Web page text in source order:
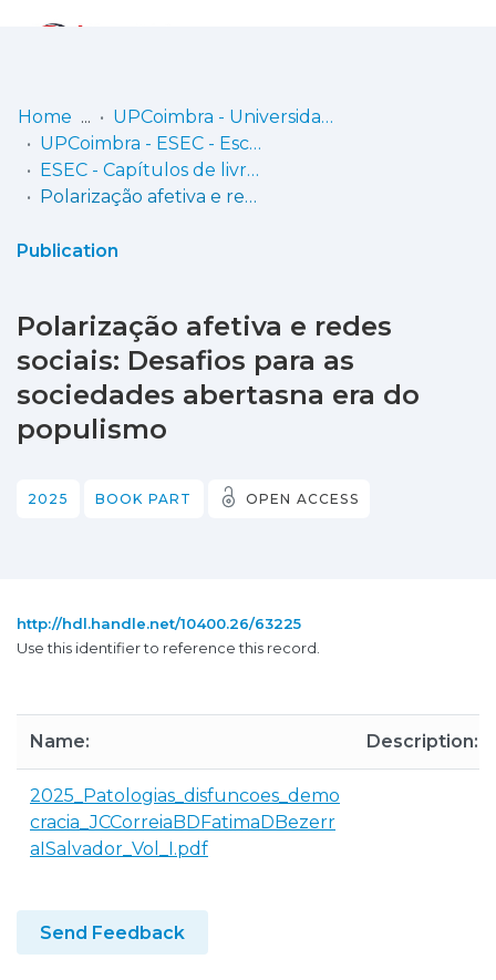
Communities
& Collections
Statistics
Home
UPCoimbra - Universidade Politécnica de Coimbra
UPCoimbra - ESEC - Escola Superior de Educação de Coimbra
ESEC - Capítulos de livros
Polarização afetiva e redes sociais: Desafios para as sociedades abertasna era do populismo
Publication
Polarização afetiva e redes
sociais: Desafios para as
sociedades abertasna era do
populismo
2025 BOOK PART OPEN ACCESS
http://hdl.handle.net/10400.26/63225
Use this identifier to reference this record.
Name: Description:
2025_Patologias_disfuncoes_demo
cracia_JCCorreiaBDFatimaDBezerr
aISalvador_Vol_I.pdf
Send Feedback